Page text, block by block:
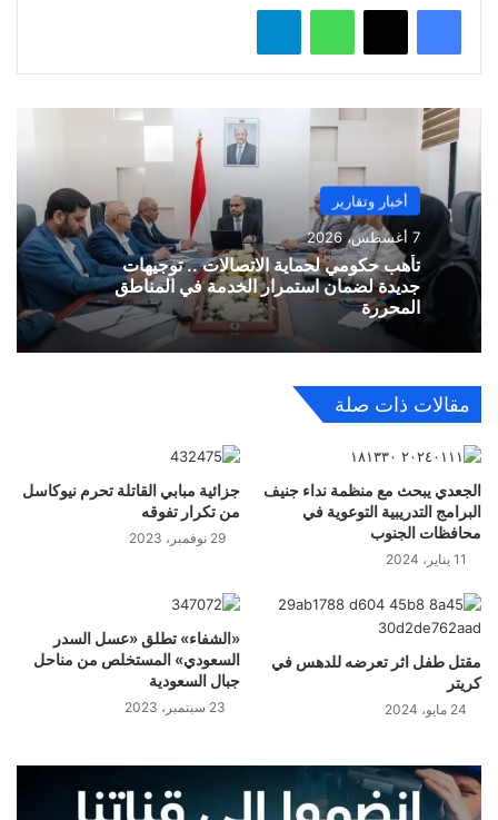
واتساب
أخبار وتقارير
7 أغسطس، 2026
تأهب حكومي لحماية الاتصالات .. توجيهات
جديدة لضمان استمرار الخدمة في المناطق
المحررة
مقالات ذات صلة
الجعدي يبحث مع منظمة نداء جنيف
البرامج التدريبية التوعوية في
محافظات الجنوب
11 يناير، 2024
جزائية مبابي القاتلة تحرم نيوكاسل
من تكرار تفوقه
29 نوفمبر، 2023
مقتل طفل اثر تعرضه للدهس في
كريتر
24 مايو، 2024
«الشفاء» تطلق «عسل السدر
السعودي» المستخلص من مناحل
جبال السعودية
23 سبتمبر، 2023